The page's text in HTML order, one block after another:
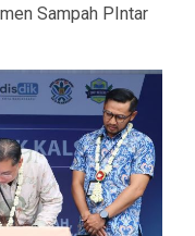
Sampah PIntar